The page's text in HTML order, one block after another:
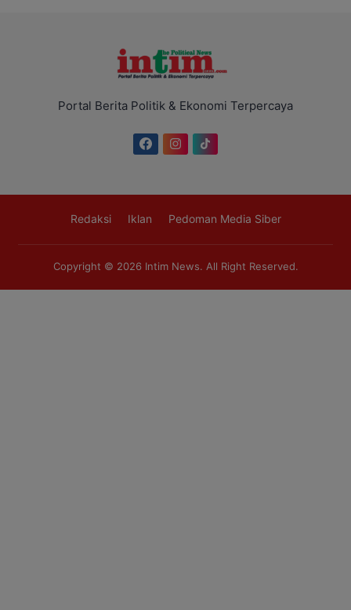
Portal Berita Politik & Ekonomi Terpercaya
Redaksi Iklan Pedoman Media Siber
Copyright © 2026 Intim News. All Right Reserved.